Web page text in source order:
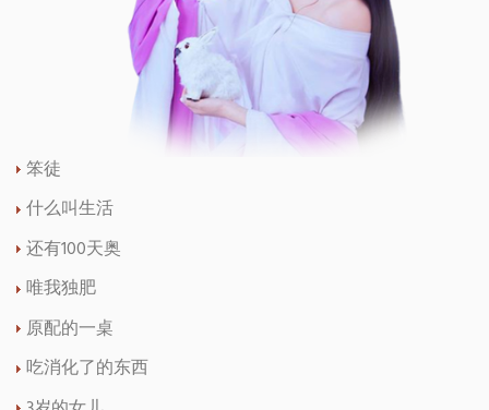
笨徒
什么叫生活
还有100天奥
唯我独肥
原配的一桌
吃消化了的东西